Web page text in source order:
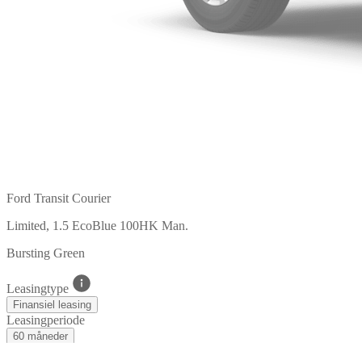
Ford Transit Courier
Limited, 1.5 EcoBlue 100HK Man.
Bursting Green
Leasingtype
Finansiel leasing
Leasingperiode
60 måneder